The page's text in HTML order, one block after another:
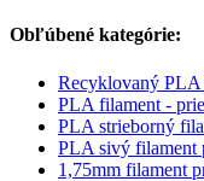
Obľúbené kategórie:
Recyklovaný PLA
PLA filament -
PLA strieborný
PLA sivý filament
1,75mm filament